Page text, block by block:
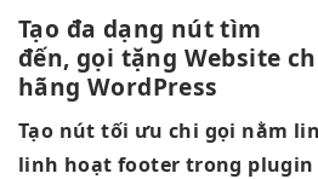
Tạo đa dạng núttìm
đến,gọi tặng Website
hãng WordPress
Tạo núttối ưu chi gọi nằm
linh hoạt footer trong